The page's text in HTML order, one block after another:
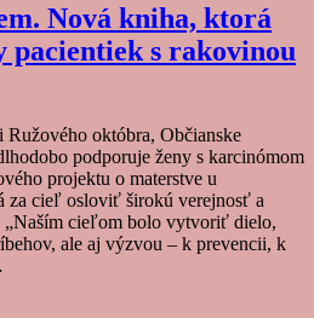
Nová kniha, ktorá
s rakovinou
októbra, Občianske
podporuje ženy s karcinómom
projektu o materstve u
za cieľ osloviť širokú verejnosť a
cieľom bolo vytvoriť dielo,
ale aj výzvou – k prevencii, k